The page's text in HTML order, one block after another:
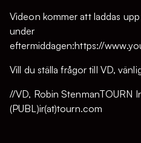
Videon kommer att laddas
under
eftermiddagen:https://
Vill du ställa frågor till VD,
//VD, Robin StenmanTOURN
(PUBL)ir(at)tourn.com